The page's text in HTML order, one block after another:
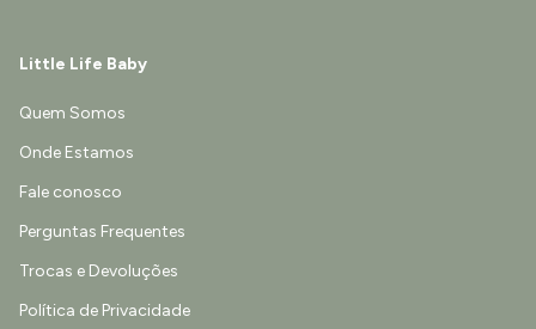
Little Life Baby
Quem Somos
Onde Estamos
Fale conosco
Perguntas Frequentes
Trocas e Devoluções
Política de Privacidade